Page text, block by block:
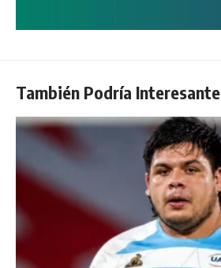
También Podría Interesante